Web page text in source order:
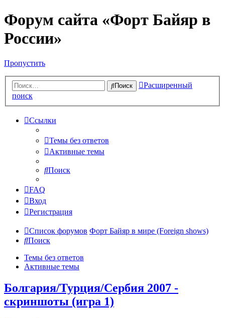
Форум сайта «Форт Байяр в
России»
Пропустить
Поиск
Расширенный
поиск
Ссылки
Темы без ответов
Активные темы
Поиск
FAQ
Вход
Регистрация
Список форумов Форт Байяр в мире (Foreign shows)
Поиск
Темы без ответов
Активные темы
Болгария/Турция/Сербия 2007 -
скриншоты (игра 1)